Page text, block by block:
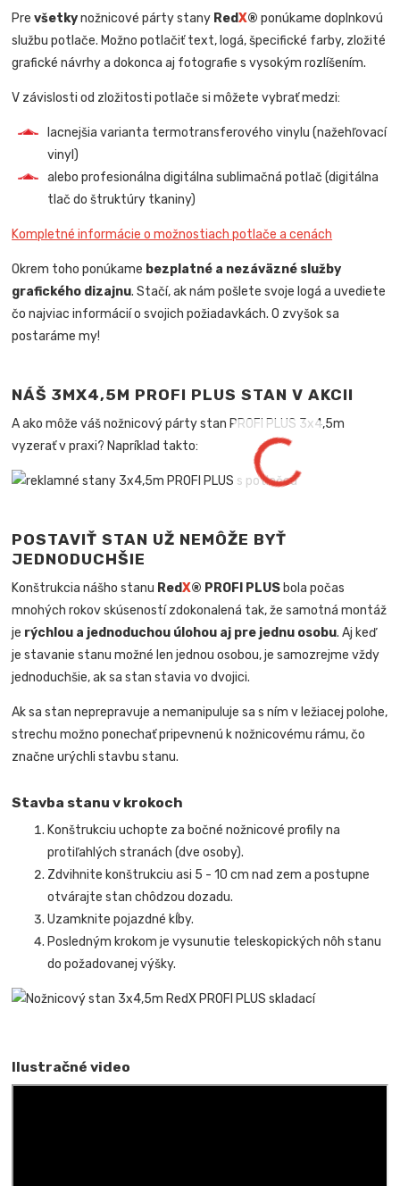
Prevšetkynožnicové párty stany RedX® ponúkame doplnkovú
službu potlače. Možno potlačiť text, logá, špecifické farby, zložité
grafické návrhy a dokonca aj fotografie s vysokým rozlíšením.
V závislosti od zložitosti potlače si môžete vybrať medzi:
lacnejšia varianta termotransferového vinylu (nažehľovací
vinyl)
alebo profesionálna digitálna sublimačná potlač (digitálna
tlač do štruktúry tkaniny)
Kompletné informácie o možnostiach potlače a cenách
Okrem toho ponúkame bezplatné a nezáväzné služby
grafického dizajnu. Stačí, ak nám pošlete svoje logá a uvediete
čo najviac informácií o svojich požiadavkách. O zvyšok sa
postaráme my!
NÁŠ 3MX4,5M PROFI PLUS STAN V AKCII
A ako môže váš nožnicový párty stan PROFI PLUS 3x4,5m
vyzerať v praxi? Napríklad takto:
POSTAVIŤ STAN UŽ NEMÔŽE BYŤ
JEDNODUCHŠIE
Konštrukcia nášho stanu RedX® PROFI PLUS bola počas
mnohých rokov skúseností zdokonalená tak, že samotná montáž
je rýchlou a jednoduchou úlohou aj pre jednu osobu. Aj keď
je stavanie stanu možné len jednou osobou, je samozrejme vždy
jednoduchšie, ak sa stan stavia vo dvojici.
Ak sa stan neprepravuje a nemanipuluje sa s ním v ležiacej polohe,
strechu možno ponechať pripevnenú k nožnicovému rámu, čo
značne urýchli stavbu stanu.
Stavba stanu v krokoch
Konštrukciu uchopte za bočné nožnicové profily na
protiľahlých stranách (dve osoby).
Zdvihnite konštrukciu asi 5 - 10 cm nad zem a postupne
otvárajte stan chôdzou dozadu.
Uzamknite pojazdné kĺby.
Posledným krokom je vysunutie teleskopických nôh stanu
do požadovanej výšky.
Ilustračné video